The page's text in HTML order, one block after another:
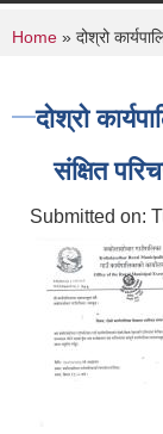
You are
Home » दोश्रो
दोश्रो
संक्षित
Submitted on: